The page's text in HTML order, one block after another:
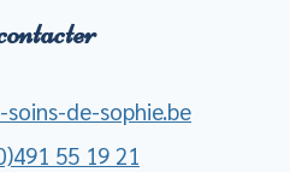
soins-de-sophie.be
55 19 21